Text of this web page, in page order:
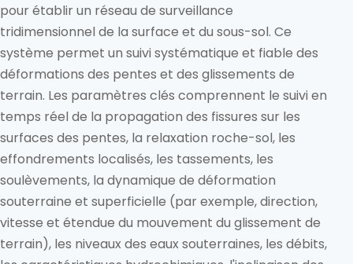
pour établir un réseau de surveillance
tridimensionnel de la surface et du sous-sol. Ce
système permet un suivi systématique et fiable des
déformations des pentes et des glissements de
terrain. Les paramètres clés comprennent le suivi en
temps réel de la propagation des fissures sur les
surfaces des pentes, la relaxation roche-sol, les
effondrements localisés, les tassements, les
soulèvements, la dynamique de déformation
souterraine et superficielle (par exemple, direction,
vitesse et étendue du mouvement du glissement de
terrain), les niveaux des eaux souterraines, les débits,